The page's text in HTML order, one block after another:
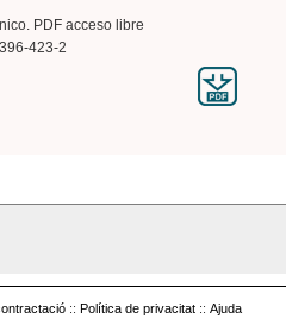
PDF acceso libre
423-2
:: Política de privacitat :: Ajuda